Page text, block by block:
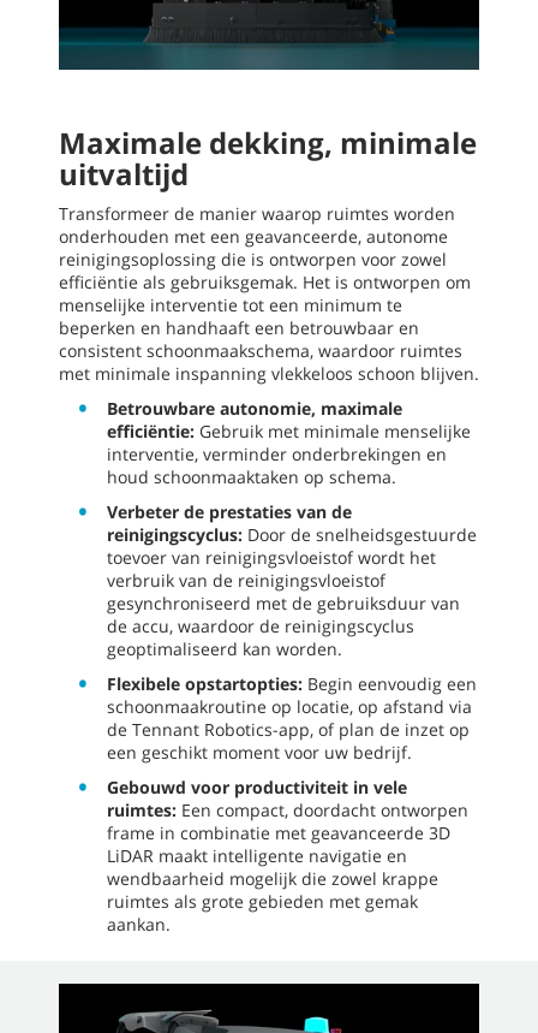
Maximale dekking, minimale
uitvaltijd
Transformeer de manier waarop ruimtes worden
onderhouden met een geavanceerde, autonome
reinigingsoplossing die is ontworpen voor zowel
efficiëntie als gebruiksgemak. Het is ontworpen om
menselijke interventie tot een minimum te
beperken en handhaaft een betrouwbaar en
consistent schoonmaakschema, waardoor ruimtes
met minimale inspanning vlekkeloos schoon blijven.
Betrouwbare autonomie, maximale
efficiëntie: Gebruik met minimale menselijke
interventie, verminder onderbrekingen en
houd schoonmaaktaken op schema.
Verbeter de prestaties van de
reinigingscyclus: Door de snelheidsgestuurde
toevoer van reinigingsvloeistof wordt het
verbruik van de reinigingsvloeistof
gesynchroniseerd met de gebruiksduur van
de accu, waardoor de reinigingscyclus
geoptimaliseerd kan worden.
Flexibele opstartopties: Begin eenvoudig een
schoonmaakroutine op locatie, op afstand via
de Tennant Robotics-app, of plan de inzet op
een geschikt moment voor uw bedrijf.
Gebouwd voor productiviteit in vele
ruimtes: Een compact, doordacht ontworpen
frame in combinatie met geavanceerde 3D
LiDAR maakt intelligente navigatie en
wendbaarheid mogelijk die zowel krappe
ruimtes als grote gebieden met gemak
aankan.